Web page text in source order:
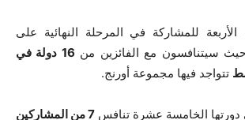
الأربعة للمشاركة في المرحلة النهائية على
سيتنافسون مع الفائزين من
16 دولة في
تتواجد فيها مجموعة أورنج.
دورتها الخامسة عشرة تنافس
7 من المشاركين